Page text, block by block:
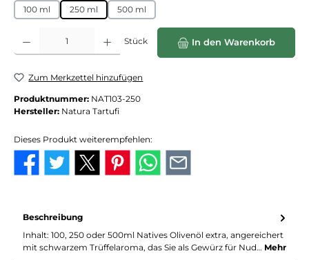
100 ml 250 ml 500 ml
Produkt Anzahl: Gib den gewünschten Wert ein oder benutze die
Stück In den Warenkorb
Zum Merkzettel hinzufügen
Produktnummer: NAT103-250
Hersteller: Natura Tartufi
Dieses Produkt weiterempfehlen:
Beschreibung
Inhalt: 100, 250 oder 500ml Natives Olivenöl extra, angereichert
mit schwarzem Trüffelaroma, das Sie als Gewürz für Nud… Mehr